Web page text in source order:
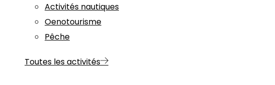
Activités nautiques
Oenotourisme
Pêche
Toutes les activités